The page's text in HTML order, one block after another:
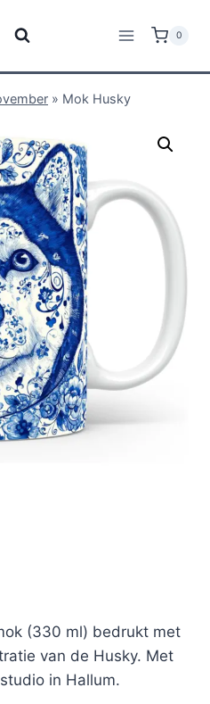
0
» Mok Husky
(330 ml) bedrukt met
van de Husky. Met
in Hallum.